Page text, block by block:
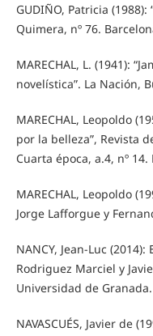
GUDIÑO, Patricia
Quimera, nº 76.
MARECHAL, L. (1941):
novelística”. La Nación,
MARECHAL, Leopoldo
por la belleza”, Revista
Cuarta época, a.4, nº
MARECHAL, Leopoldo
Jorge Lafforgue y
NANCY, Jean-Luc
Rodriguez Marciel y
Universidad de Granada.
NAVASCUÉS, Javier de